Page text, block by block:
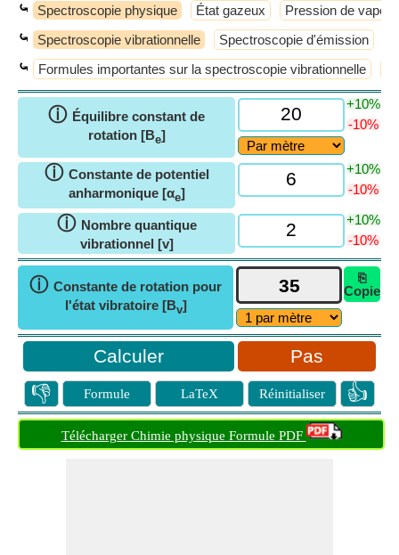
⤿ Spectroscopie physique État gazeux Pression de vapeur
⤿ Spectroscopie vibrationnelle Spectroscopie d'émission
⤿ Formules importantes sur la spectroscopie vibrationnelle
ⓘ Équilibre constant de
rotation [Be]
+10%
-10%
ⓘ Constante de potentiel
anharmonique [αe]
+10%
-10%
ⓘ Nombre quantique
vibrationnel [v]
+10%
-10%
ⓘ Constante de rotation pour
l'état vibratoire [Bv]
⎘
Copie
Pas
👎 Formule LaTeX Réinitialiser 👍
Télécharger Chimie physique Formule PDF